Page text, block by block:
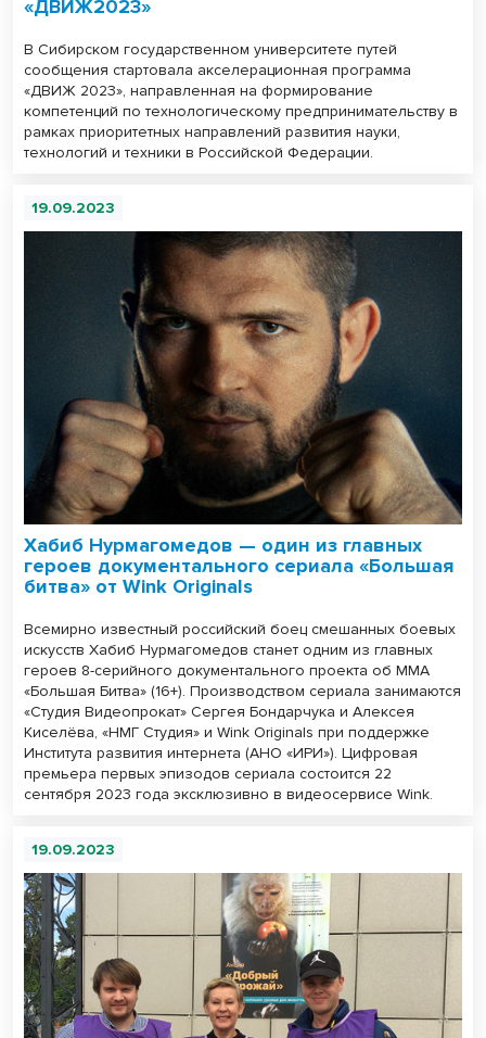
«ДВИЖ2023»
В Сибирском государственном университете путей
сообщения стартовала акселерационная программа
«ДВИЖ 2023», направленная на формирование
компетенций по технологическому предпринимательству в
рамках приоритетных направлений развития науки,
технологий и техники в Российской Федерации.
19.09.2023
Хабиб Нурмагомедов — один из главных
героев документального сериала «Большая
битва» от Wink Originals
Всемирно известный российский боец смешанных боевых
искусств Хабиб Нурмагомедов станет одним из главных
героев 8-серийного документального проекта об ММА
«Большая Битва» (16+). Производством сериала занимаются
«Студия Видеопрокат» Сергея Бондарчука и Алексея
Киселёва, «НМГ Студия» и Wink Originals при поддержке
Института развития интернета (АНО «ИРИ»). Цифровая
премьера первых эпизодов сериала состоится 22
сентября 2023 года эксклюзивно в видеосервисе Wink.
19.09.2023